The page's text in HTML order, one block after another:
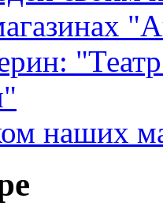
наших